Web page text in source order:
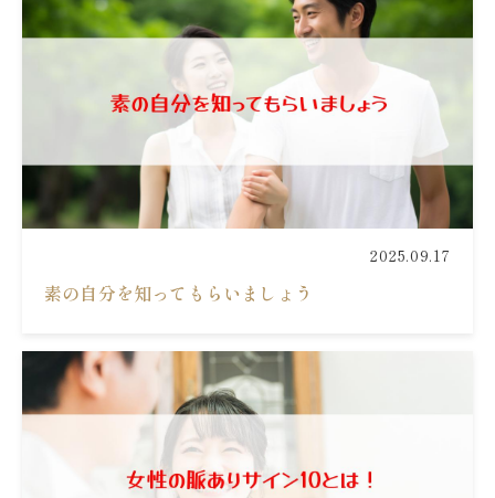
2025.09.17
素の自分を知ってもらいましょう